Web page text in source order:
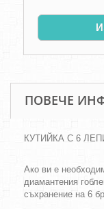
ПОВЕЧЕ
КУТИЙКА С 6
Ако ви е
диамантения
съхранение на 6